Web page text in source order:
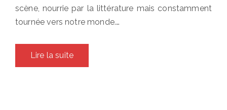
scène, nourrie par la littérature mais constamment
tournée vers notre monde.…
Lire la suite